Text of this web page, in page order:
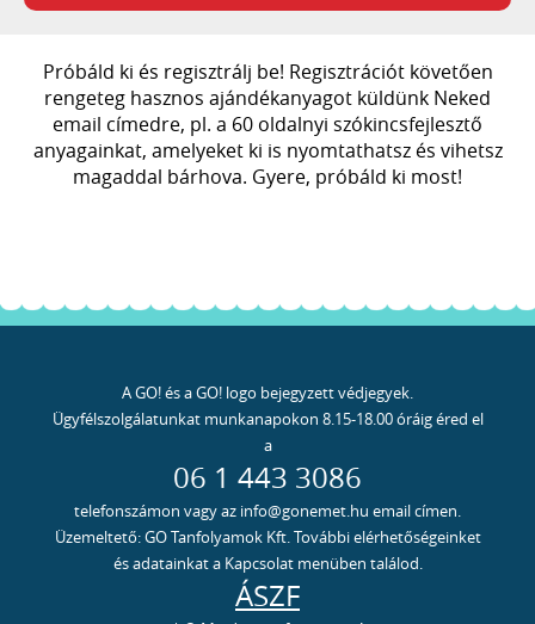
Próbáld ki és regisztrálj be! Regisztrációt követően
rengeteg hasznos ajándékanyagot küldünk Neked
email címedre, pl. a 60 oldalnyi szókincsfejlesztő
anyagainkat, amelyeket ki is nyomtathatsz és vihetsz
magaddal bárhova. Gyere, próbáld ki most!
A GO! és a GO! logo bejegyzett védjegyek.
Ügyfélszolgálatunkat munkanapokon 8.15-18.00 óráig éred el
a
06 1 443 3086
telefonszámon vagy az info@gonemet.hu email címen.
Üzemeltető: GO Tanfolyamok Kft. További elérhetőségeinket
és adatainkat a Kapcsolat menüben találod.
ÁSZF